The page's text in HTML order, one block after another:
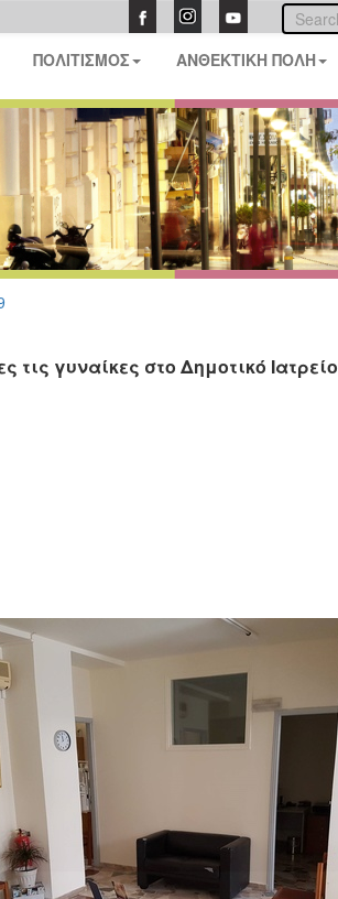
ΠΟΛΙΤΙΣΜΟΣ ΑΝΘΕΚΤΙΚΗ ΠΟΛΗ
γυναίκες στο Δημοτικό Ιατρείο